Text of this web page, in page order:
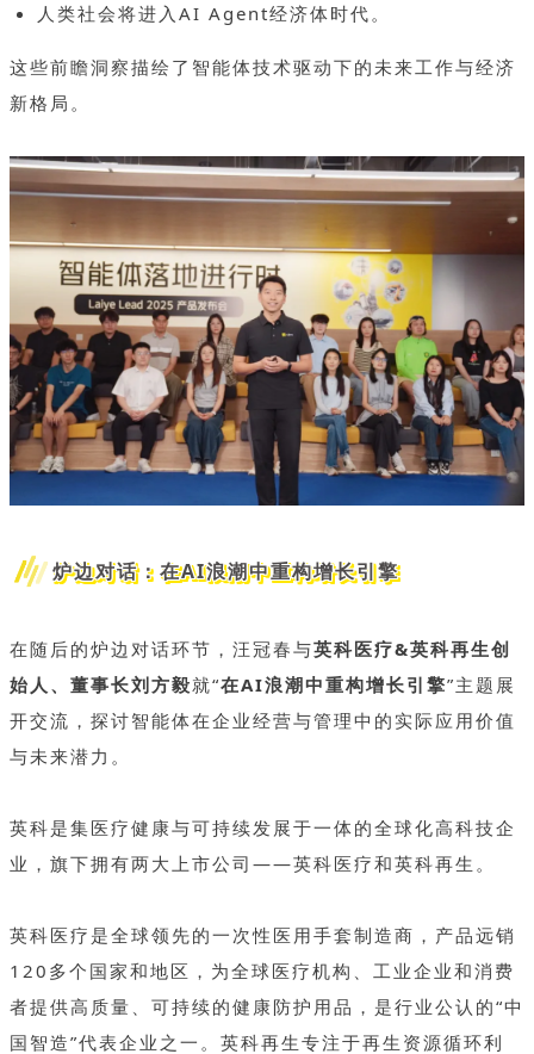
人类社会将进入AI Agent经济体时代。
这些前瞻洞察描绘了智能体技术驱动下的未来工作与经济
新格局。
炉边对话：在AI浪潮中重构增长引擎
在随后的炉边对话环节，汪冠春与英科医疗&英科再生创
始人、董事长刘方毅就“在AI浪潮中重构增长引擎”主题展
开交流，探讨智能体在企业经营与管理中的实际应用价值
与未来潜力。
英科是集医疗健康与可持续发展于一体的全球化高科技企
业，旗下拥有两大上市公司——英科医疗和英科再生。
英科医疗是全球领先的一次性医用手套制造商，产品远销
120多个国家和地区，为全球医疗机构、工业企业和消费
者提供高质量、可持续的健康防护用品，是行业公认的“中
国智造”代表企业之一。英科再生专注于再生资源循环利